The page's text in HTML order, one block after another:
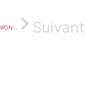
PULIGNY-MONTRACHET « Les Enseignères » Suivant